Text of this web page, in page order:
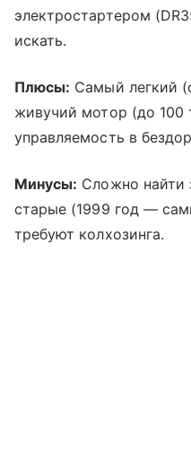
электростартером
искать.
Плюсы: Самый легкий
живучий мотор (до 100
управляемость в
Минусы: Сложно найти
старые (1999 год —
требуют колхозинга.